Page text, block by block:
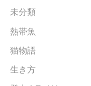
未分類
熱帯魚
猫物語
生き方